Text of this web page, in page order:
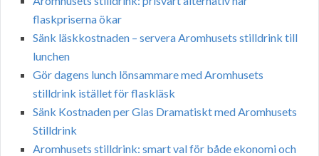
flaskpriserna ökar
Sänk läskkostnaden – servera Aromhusets stilldrink till
lunchen
Gör dagens lunch lönsammare med Aromhusets
stilldrink istället för flaskläsk
Sänk Kostnaden per Glas Dramatiskt med Aromhusets
Stilldrink
Aromhusets stilldrink: smart val för både ekonomi och